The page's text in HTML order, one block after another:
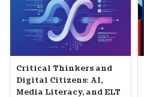
Изображение курса
Название курса
Critical Thinkers and
Digital Citizens: AI,
Media Literacy, and ELT